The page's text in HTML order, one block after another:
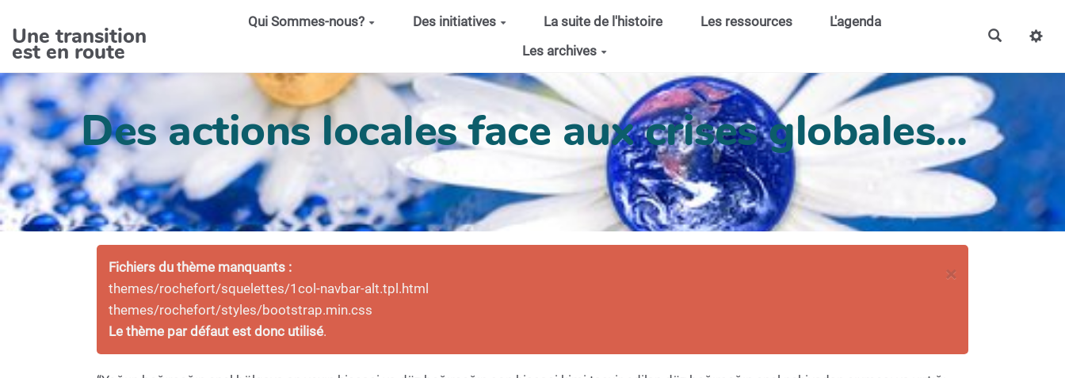
Une transition
est en route
Qui Sommes-nous? Des initiatives La suite de l'histoire Les ressources
L'agenda
Les archives
Des actions locales face aux crises globales...
×
Fichiers du thème manquants :
themes/rochefort/squelettes/1col-navbar-alt.tpl.html
themes/rochefort/styles/bootstrap.min.css
Le thème par défaut est donc utilisé.